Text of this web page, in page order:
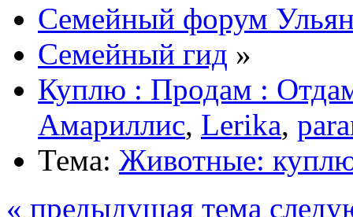
Семейный форум
Семейный гид »
Куплю : Продам :
Амариллис, Lerika,
Тема: Животные:
« предыдущая тема